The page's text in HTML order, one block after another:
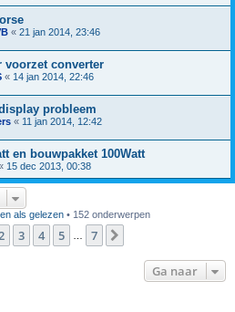
« 21 jan 2014, 23:46
voorzet converter
« 14 jan 2014, 22:46
probleem
« 11 jan 2014, 12:42
en bouwpakket 100Watt
15 dec 2013, 00:38
als gelezen• 152 onderwerpen
van 7
3 4 5 7
Ga naar